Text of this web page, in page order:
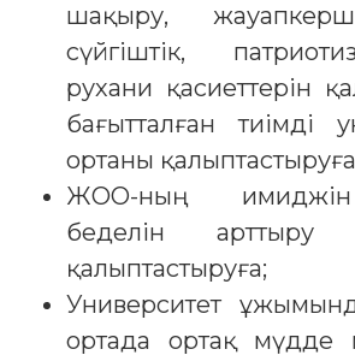
шақыру,
сүйгіштік,
рухани қасиеттерін
бағытталған тиімді
ортаны
ЖОО-ның имиджін
беделін арттыру
қалыптастыруға;
Университет
ортада ортақ мүдде